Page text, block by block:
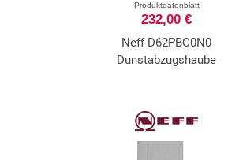
Produktdatenblatt
232,00 €
Neff D62PBC0N0
Dunstabzugshaube